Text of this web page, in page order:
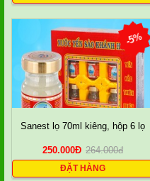
-5%
Sanest lọ 70ml kiêng, hộp 6 lọ
250.000Đ 264.000đ
ĐẶT HÀNG